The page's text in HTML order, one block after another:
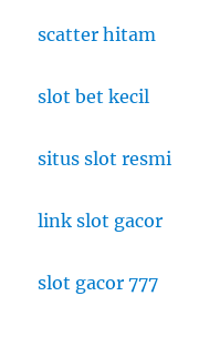
scatter hitam
slot bet kecil
situs slot resmi
link slot gacor
slot gacor 777